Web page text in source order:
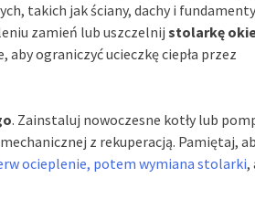
takich jak ściany, dachy i
zamień lub uszczelnij stolarkę
ograniczyć ucieczkę ciepła przez
. Zainstaluj nowoczesne kotły lub
z rekuperacją. Pamiętaj,
ocieplenie, potem wymiana stolarki,